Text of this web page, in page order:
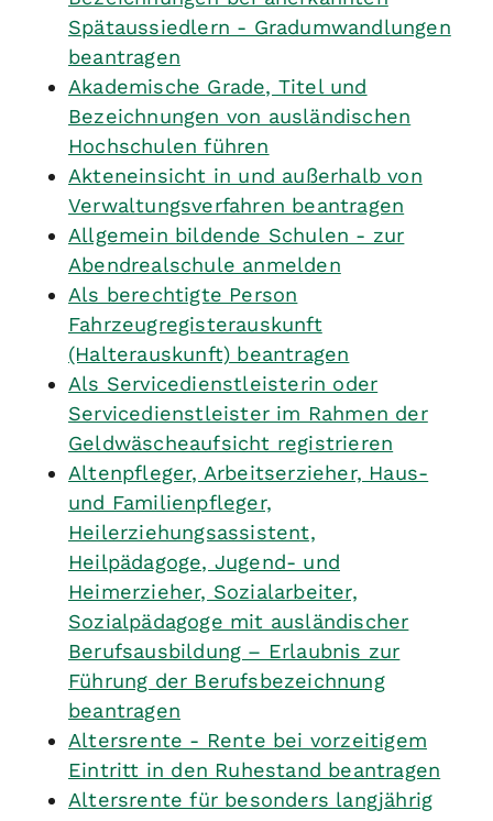
Spätaussiedlern - Gradumwandlungen
beantragen
Akademische Grade, Titel und
Bezeichnungen von ausländischen
Hochschulen führen
Akteneinsicht in und außerhalb von
Verwaltungsverfahren beantragen
Allgemein bildende Schulen - zur
Abendrealschule anmelden
Als berechtigte Person
Fahrzeugregisterauskunft
(Halterauskunft) beantragen
Als Servicedienstleisterin oder
Servicedienstleister im Rahmen der
Geldwäscheaufsicht registrieren
Altenpfleger, Arbeitserzieher, Haus-
und Familienpfleger,
Heilerziehungsassistent,
Heilpädagoge, Jugend- und
Heimerzieher, Sozialarbeiter,
Sozialpädagoge mit ausländischer
Berufsausbildung – Erlaubnis zur
Führung der Berufsbezeichnung
beantragen
Altersrente - Rente bei vorzeitigem
Eintritt in den Ruhestand beantragen
Altersrente für besonders langjährig